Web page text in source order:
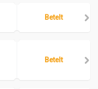
Betelt
Betelt